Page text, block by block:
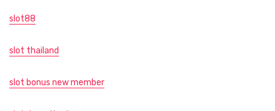
slot88
slot thailand
slot bonus new member